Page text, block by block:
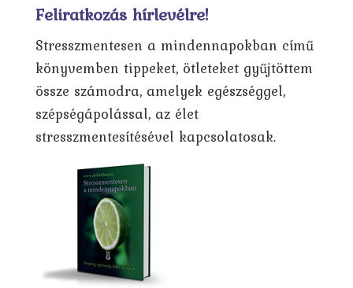
Feliratkozás hírlevélre!
Stresszmentesen a mindennapokban című
könyvemben tippeket, ötleteket gyűjtöttem
össze számodra, amelyek egészséggel,
szépségápolással, az élet
stresszmentesítésével kapcsolatosak.